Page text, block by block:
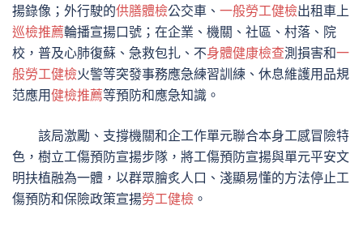
揚錄像；外行駛的供膳體檢公交車、 一般勞工健檢出租車上
巡檢推薦輪播宣揚口號；在企業、機關、社區、村落、院
校，普及心肺復蘇、急救包扎、不身體健康檢查測損害和一
般勞工健檢火警等突發事務應急練習訓練、休息維護用品規
范應用健檢推薦等預防和應急知識。
該局激勵、支撐機關和企工作單元聯合本身工感冒險特
色，樹立工傷預防宣揚步隊，將工傷預防宣揚與單元平安文
明扶植融為一體，以群眾膾炙人口、淺顯易懂的方法停止工
傷預防和保險政策宣揚勞工健檢 。